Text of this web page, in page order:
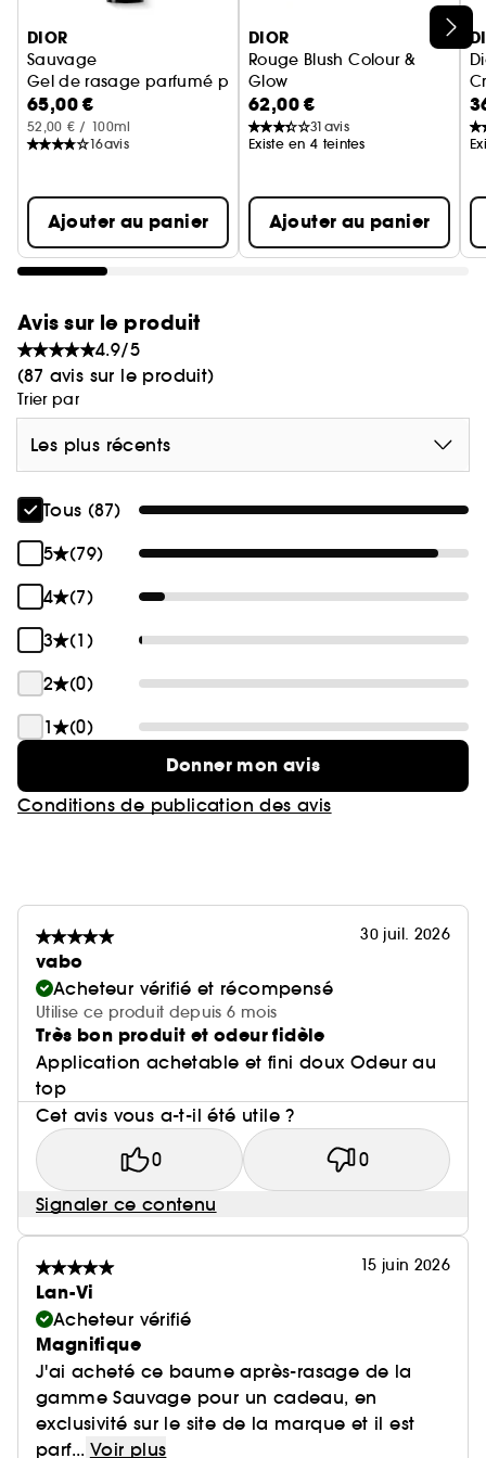
Ignorer le carrousel produits
DIOR
Sauvage
Gel de rasage parfumé pour homme - Tube 125 ml
65,00 €
52,00 € / 100ml
16avis
Ajouter au panier
DIOR
Rouge Blush Colour &
Glow
Palette teint, duo couleur et
62,00 €
31 avis
Existe en 4 teintes
Ajouter au panier
Avis sur le produit
4.9/5
(87 avis sur le produit)
Trier par
Les plus récents
Tous (87)
5
(79)
4
(7)
3
(1)
2
(0)
1
(0)
Donner mon avis
Conditions de publication des avis
30 juil. 2026
vabo
Acheteur vérifié et récompensé
Utilise ce produit depuis 6 mois
Très bon produit et odeur fidèle
Application achetable et fini doux Odeur au
top
Cet avis vous a-t-il été utile ?
0 0
Signaler ce contenu
15 juin 2026
Lan-Vi
Acheteur vérifié
Magnifique
J'ai acheté ce baume après-rasage de la
gamme Sauvage pour un cadeau, en
exclusivité sur le site de la marque et il est
parf... Voir plus